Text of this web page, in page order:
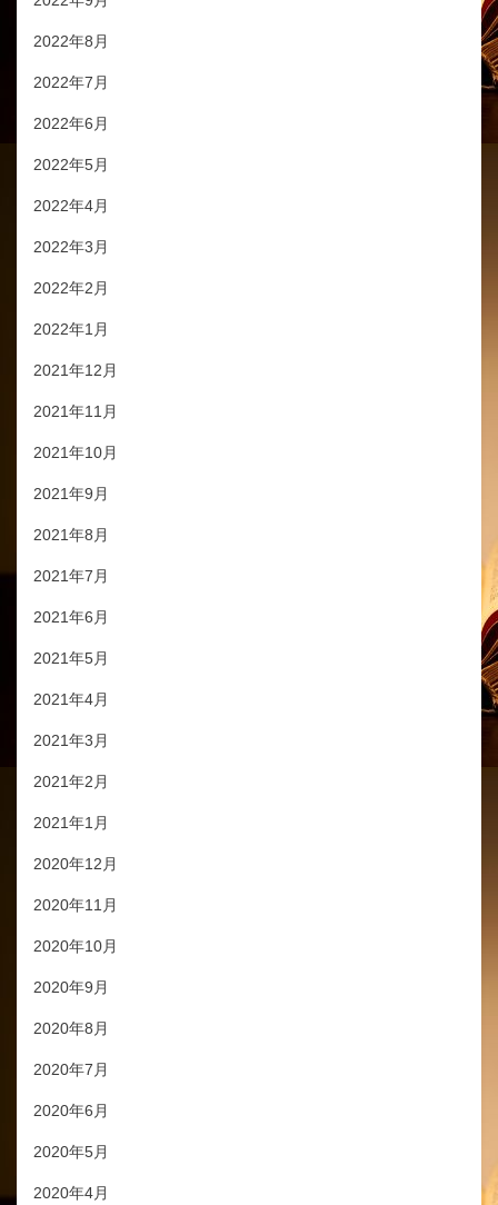
2022年8月
2022年7月
2022年6月
2022年5月
2022年4月
2022年3月
2022年2月
2022年1月
2021年12月
2021年11月
2021年10月
2021年9月
2021年8月
2021年7月
2021年6月
2021年5月
2021年4月
2021年3月
2021年2月
2021年1月
2020年12月
2020年11月
2020年10月
2020年9月
2020年8月
2020年7月
2020年6月
2020年5月
2020年4月